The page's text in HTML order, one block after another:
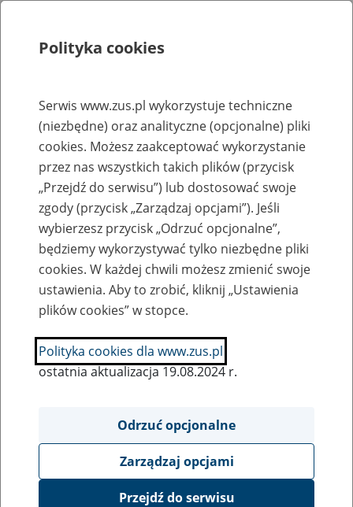
Rejestry, ewidencje i archiwa
Baza zlikwidowanych lub
przekształconych zakładów pracy
Nazwa zakładu pracy:
SZUKAJ
Ukryj wszystkie pozycje bazy
Polityka cookies
Serwis www.zus.pl wykorzystuje techniczne
(niezbędne) oraz analityczne (opcjonalne) pliki
cookies. Możesz zaakceptować wykorzystanie
przez nas wszystkich takich plików (przycisk
„Przejdź do serwisu”) lub dostosować swoje
zgody (przycisk „Zarządzaj opcjami”). Jeśli
wybierzesz przycisk „Odrzuć opcjonalne”,
będziemy wykorzystywać tylko niezbędne pliki
cookies. W każdej chwili możesz zmienić swoje
ustawienia. Aby to zrobić, kliknij „Ustawienia
plików cookies” w stopce.
Polityka cookies dla www.zus.pl
ostatnia aktualizacja 19.08.2024 r.
Odrzuć opcjonalne
Zarządzaj opcjami
Przejdź do serwisu